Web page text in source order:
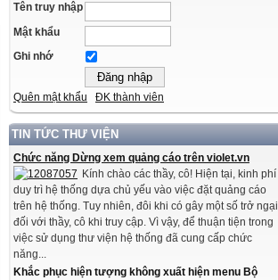
Tên truy nhập
Mật khẩu
Ghi nhớ
Quên mật khẩu ĐK thành viên
TIN TỨC THƯ VIỆN
Chức năng Dừng xem quảng cáo trên violet.vn
Kính chào các thầy, cô! Hiện tại, kinh phí
duy trì hệ thống dựa chủ yếu vào việc đặt quảng cáo
trên hệ thống. Tuy nhiên, đôi khi có gây một số trở ngại
đối với thầy, cô khi truy cập. Vì vậy, để thuận tiện trong
việc sử dụng thư viện hệ thống đã cung cấp chức
năng...
Khắc phục hiện tượng không xuất hiện menu Bộ